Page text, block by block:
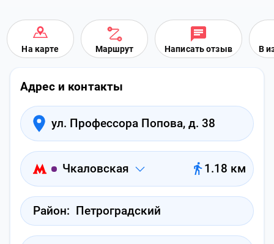
На карте Маршрут Написать отзыв В
Адрес и контакты
ул. Профессора Попова, д. 38
Чкаловская 1.18 км
Район: Петроградский